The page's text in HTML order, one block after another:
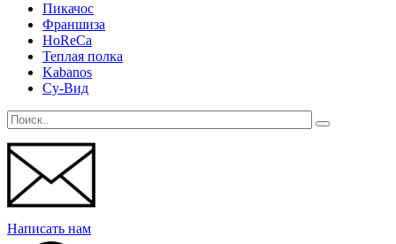
Пикачос
Франшиза
HoReCa
Теплая полка
Kabanos
Су-Вид
Написать нам